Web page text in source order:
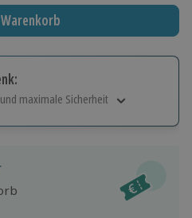
maximale Sicherheit
einlösbar.